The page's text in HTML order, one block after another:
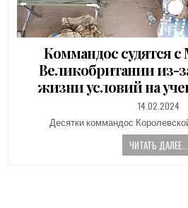
Коммандос судятся
Великобритании из-
жизни условий на
PUBLISHED
DATE:
14.02.2024
Десятки коммандос
ЧИТАТЬ ДАЛЕЕ...